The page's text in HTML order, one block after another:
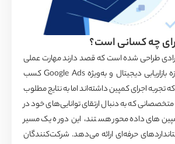
است؟
است که قصد دارند مهارت عملی
و ساختاریافته در حوزه بازاریابی دیجیتال و به‌ویژه Google Ads کسب
داشته‌اند اما به نتایج مطلوب
دنبال ارتقای توانایی‌های خود در
هستند، این دوره یک مسیر
ارائه می‌دهد. شرکت‌کنندگان